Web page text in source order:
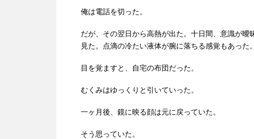
俺は電話を切った。
だが、その翌日から高熱が出た。十日間、意識が
見た。点滴の冷たい液体が腕に落ちる感覚もあった。
目を覚ますと、自宅の布団だった。
むくみはゆっくりと引いていった。
一ヶ月後、鏡に映る顔は元に戻っていた。
そう思っていた。